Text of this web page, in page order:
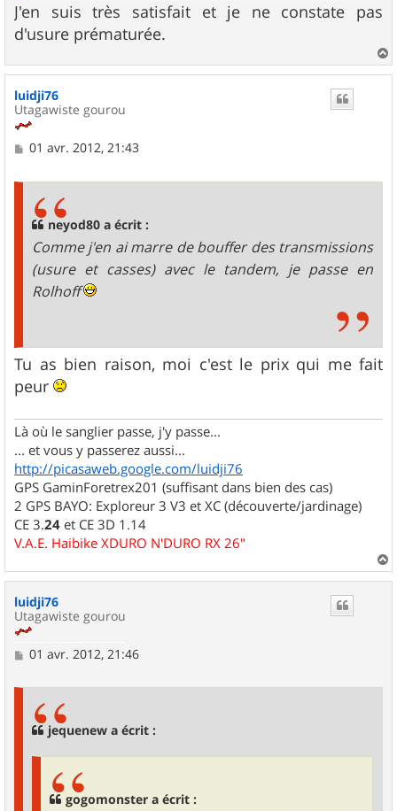
J'en suis très satisfait et je ne constate pas
d'usure prématurée.
a
luidji76
Utagawiste gourou
M
01 avr. 2012, 21:43
neyod80 a écrit :
Comme j'en ai marre de bouffer des transmissions
(usure et casses) avec le tandem, je passe en
Rolhoff
Tu as bien raison, moi c'est le prix qui me fait
peur
Là où le sanglier passe, j'y passe...
... et vous y passerez aussi...
http://picasaweb.google.com/luidji76
GPS GaminForetrex201 (suffisant dans bien des cas)
2 GPS BAYO: Exploreur 3 V3 et XC (découverte/jardinage)
CE 3.24 et CE 3D 1.14
V.A.E. Haibike XDURO N'DURO RX 26"
a
luidji76
Utagawiste gourou
M
01 avr. 2012, 21:46
jequenew a écrit :
gogomonster a écrit :